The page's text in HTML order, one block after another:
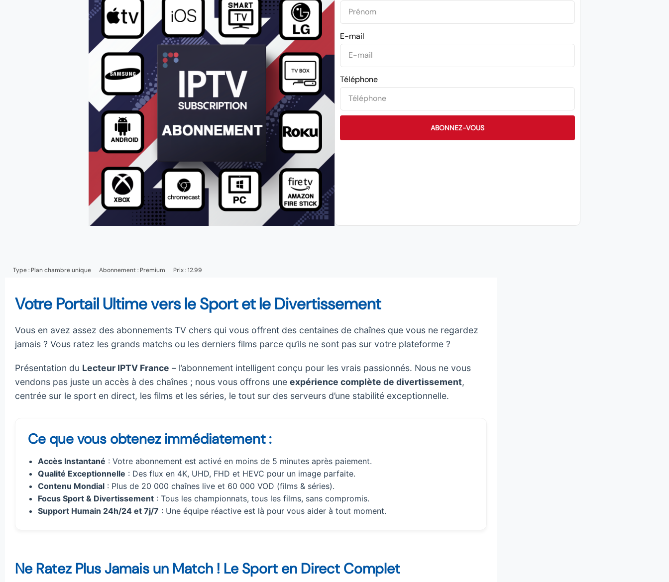
E-mail
Téléphone
ABONNEZ-VOUS
Type : Plan chambre unique Abonnement : Premium Prix : 12.99
Votre Portail Ultime vers le Sport et le Divertissement
Vous en avez assez des abonnements TV chers qui vous offrent des centaines de chaînes que vous ne regardez
jamais ? Vous ratez les grands matchs ou les derniers films parce qu’ils ne sont pas sur votre plateforme ?
Présentation du Lecteur IPTV France – l’abonnement intelligent conçu pour les vrais passionnés. Nous ne vous
vendons pas juste un accès à des chaînes ; nous vous offrons une expérience complète de divertissement,
centrée sur le sport en direct, les films et les séries, le tout sur des serveurs d’une stabilité exceptionnelle.
Ce que vous obtenez immédiatement :
Accès Instantané : Votre abonnement est activé en moins de 5 minutes après paiement.
Qualité Exceptionnelle : Des flux en 4K, UHD, FHD et HEVC pour un image parfaite.
Contenu Mondial : Plus de 20 000 chaînes live et 60 000 VOD (films & séries).
Focus Sport & Divertissement : Tous les championnats, tous les films, sans compromis.
Support Humain 24h/24 et 7j/7 : Une équipe réactive est là pour vous aider à tout moment.
Ne Ratez Plus Jamais un Match ! Le Sport en Direct Complet